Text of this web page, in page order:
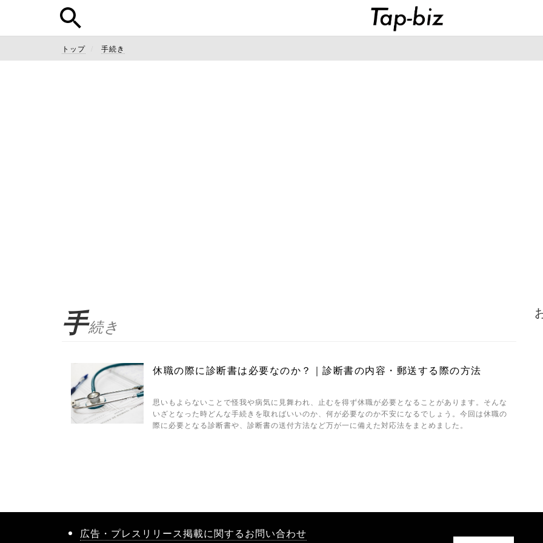
トップ 手続き
手続き
休職の際に診断書は必要なのか？｜診断書の内容・郵送する際の方法
思いもよらないことで怪我や病気に見舞われ、止むを得ず休職が必要となることがあります。そんな
いざとなった時どんな手続きを取ればいいのか、何が必要なのか不安になるでしょう。今回は休職の
際に必要となる診断書や、診断書の送付方法など万が一に備えた対応法をまとめました。
広告・プレスリリース掲載に関するお問い合わせ